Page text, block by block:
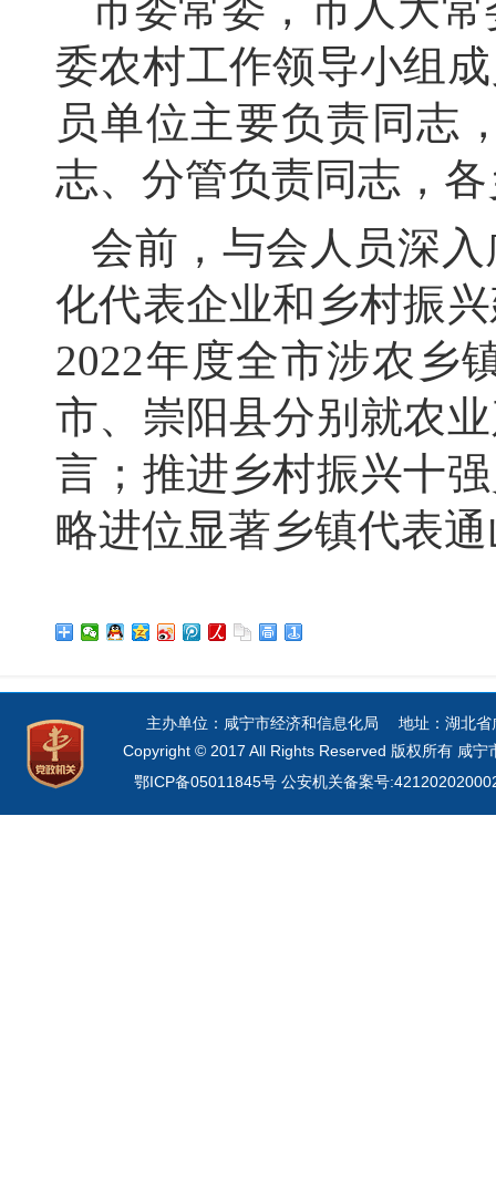
委农村工作领导小组
员单位主要负责同志
志、 分管负责同志，
会前， 与会人员深
化代表企业和乡村振
2022年度全市涉农乡
市、 崇阳县分别就农
言； 推进乡村振兴十
略进位显著乡镇代表
主办单位：咸宁市经济和信息化局 地址：湖北
Copyright © 2017 All Rights Reserved 版权所有 咸
鄂ICP备05011845号 公安机关备案号